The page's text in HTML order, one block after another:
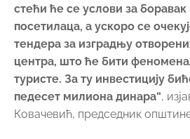
стећи ће се услови за боравак
посетилаца, а ускоро се
тендера за изградњу
центра, што ће бити
туристе. За ту инвестицију
педесет милиона динара“,
Ковачевић, председник